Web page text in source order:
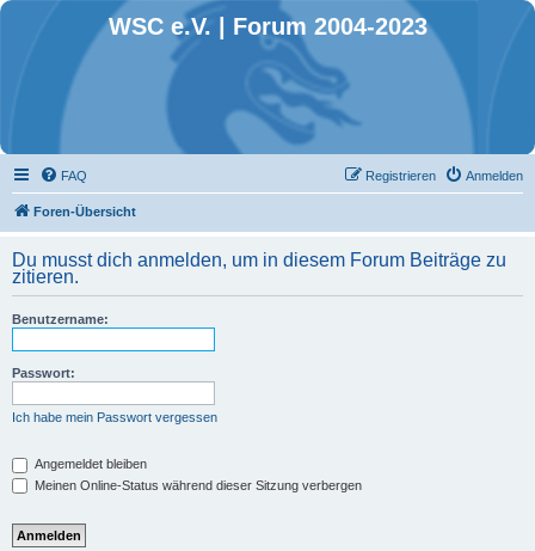
WSC e.V. | Forum 2004-2023
FAQ Anmelden
Registrieren
Foren-Übersicht
Du musst dich anmelden, um in diesem Forum Beiträge zu
zitieren.
Benutzername:
Passwort:
Ich habe mein Passwort vergessen
Angemeldet bleiben
Meinen Online-Status während dieser Sitzung verbergen